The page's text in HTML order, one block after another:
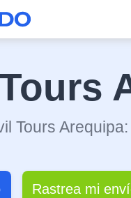
Tours
Rastrea mi